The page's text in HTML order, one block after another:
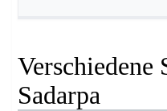
Verschiedene
Sadarpa